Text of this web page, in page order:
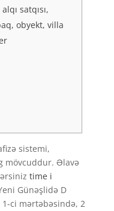
satqısı,
obyekt, villa
sistemi,
mövcuddur. Əlavə
time i
Günəşlidə D
ci mərtəbəsində, 2